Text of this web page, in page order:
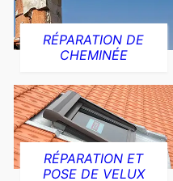
RÉPARATION DE
CHEMINÉE
RÉPARATION ET
POSE DE VELUX